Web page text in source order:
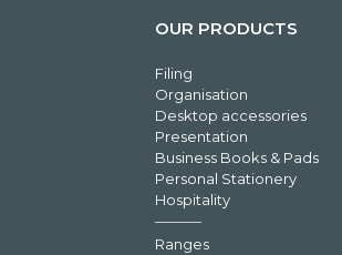
OUR PRODUCTS
Filing
Organisation
Desktop accessories
Presentation
Business Books & Pads
Personal Stationery
Hospitality
Ranges